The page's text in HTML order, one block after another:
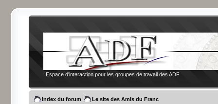
Espace d'interaction pour les groupes de travail des ADF
Index du forum Le site des Amis du Franc